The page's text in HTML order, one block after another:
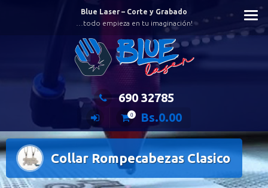
Blue Laser – Corte y Grabado
…todo empieza en tu imaginación!
690 32785
0 Bs.0.00
Collar Rompecabezas Clasico